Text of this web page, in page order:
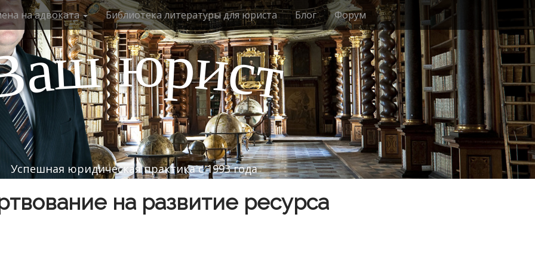
на адвоката Библиотека литературы для юриста Блог Форум
аш юрист
Успешная юридическая практика с 1993 года
на развитие ресурса